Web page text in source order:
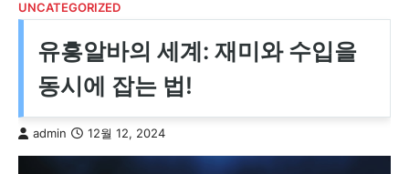
UNCATEGORIZED
유흥알바의 세계: 재미와 수입을
동시에 잡는 법!
admin 12월 12, 2024